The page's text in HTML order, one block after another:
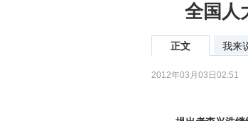
全国人
正文 我来
2012年03月03日02:51